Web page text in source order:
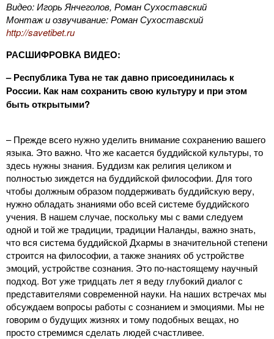
Видео: Игорь Янчеголов, Роман Сухоставский
Монтаж и озвучивание: Роман Сухоставский
http://savetibet.ru
РАСШИФРОВКА ВИДЕО:
– Республика Тува не так давно присоединилась к
России. Как нам сохранить свою культуру и при этом
быть открытыми?
– Прежде всего нужно уделить внимание сохранению вашего
языка. Это важно. Что же касается буддийской культуры, то
здесь нужны знания. Буддизм как религия целиком и
полностью зиждется на буддийской философии. Для того
чтобы должным образом поддерживать буддийскую веру,
нужно обладать знаниями обо всей системе буддийского
учения. В нашем случае, поскольку мы с вами следуем
одной и той же традиции, традиции Наланды, важно знать,
что вся система буддийской Дхармы в значительной степени
строится на философии, а также знаниях об устройстве
эмоций, устройстве сознания. Это по-настоящему научный
подход. Вот уже тридцать лет я веду глубокий диалог с
представителями современной науки. На наших встречах мы
обсуждаем вопросы работы с сознанием и эмоциями. Мы не
говорим о будущих жизнях и тому подобных вещах, но
просто стремимся сделать людей счастливее.